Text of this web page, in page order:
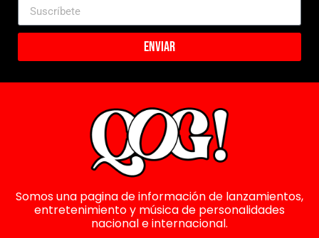
Enviar
Somos una pagina de información de lanzamientos,
entretenimiento y música de personalidades
nacional e internacional.